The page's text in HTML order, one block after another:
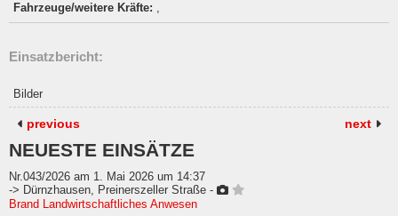
Fahrzeuge/weitere Kräfte: ,
Einsatzbericht:
Bilder
previous next
NEUESTE EINSÄTZE
Nr.043/2026 am 1. Mai 2026 um 14:37
-> Dürnzhausen, Preinerszeller Straße -
Brand Landwirtschaftliches Anwesen